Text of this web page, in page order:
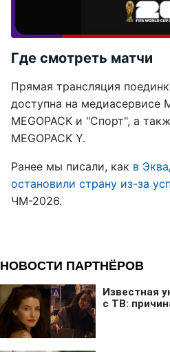
Где смотреть матчи
Прямая трансляция
доступна на медиасервисе
MEGOPACK и "Спорт", а
MEGOPACK Y.
Ранее мы писали, как в
остановили страну из-за
ЧМ-2026.